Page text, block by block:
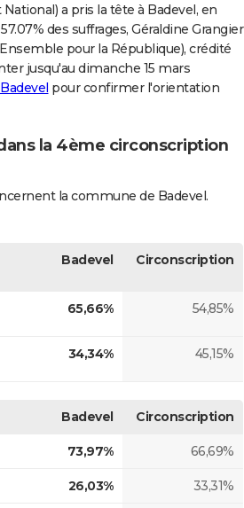
a pris la tête à Badevel, en
des suffrages, Géraldine Grangier
pour la République), crédité
jusqu'au dimanche 15 mars
pour confirmer l'orientation
la 4ème circonscription
la commune de Badevel.
Badevel Circonscription
65,66% 54,85%
34,34% 45,15%
Badevel Circonscription
73,97% 66,69%
26,03% 33,31%